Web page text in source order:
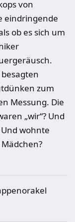
von
eindringende
ob es sich um
zum
Messung. Die
„wir“? Und
wohnte